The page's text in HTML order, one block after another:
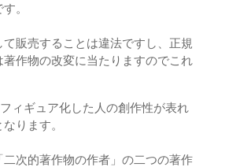
。
販売することは違法ですし、正規
作物の改変に当たりますのでこれ
ィギュア化した人の創作性が表れ
ります。
次的著作物の作者」の二つの著作